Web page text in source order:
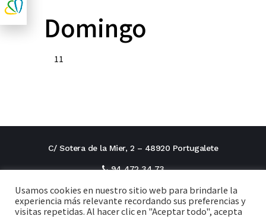
Domingo
11
C/ Sotera de la Mier, 2 – 48920 Portugalete
94 472 34 73
direcciontitular@cxi.fjaverianas.com
secretaria@cxi.fjaverianas.com
Usamos cookies en nuestro sitio web para brindarle la
experiencia más relevante recordando sus preferencias y
visitas repetidas. Al hacer clic en "Aceptar todo", acepta